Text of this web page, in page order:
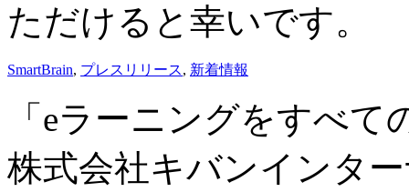
ただけると幸いです。
SmartBrain, プレスリリース, 新着情報
「eラーニングをすべて
株式会社キバンインタ